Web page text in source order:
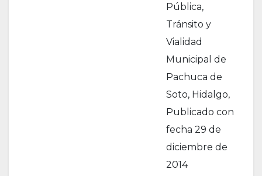
Pública,
Tránsito y
Vialidad
Municipal de
Pachuca de
Soto, Hidalgo,
Publicado con
fecha 29 de
diciembre de
2014